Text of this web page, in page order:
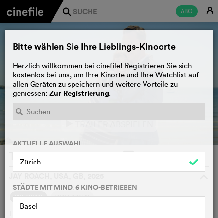
ABO E
j
TRAILER ABSPIELEN
The Roses
SYNOPSIS WIR FINDEN
Das britische Ehepaar Rose führt in Kalifornien ein
Bitte wählen Sie Ihre Lieblings-Kinoorte
Herzlich willkommen bei cinefile! Registrieren Sie sich
kostenlos bei uns, um Ihre Kinorte und Ihre Watchlist auf
allen Geräten zu speichern und weitere Vorteile zu
geniessen: Zur Registrierung.
AKTUELLE AUSWAHL
Zürich
STÄDTE MIT MIND. 6 KINO-BETRIEBEN
Basel